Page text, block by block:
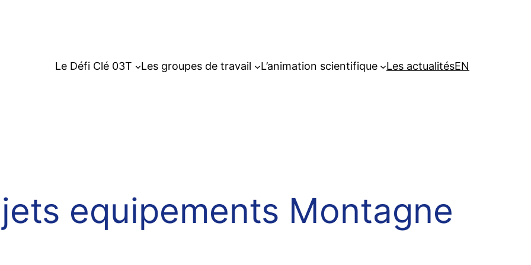
Le Défi Clé 03T
Les groupes de travail L’animation scientifique Les actualitésEN
equipements Montagne